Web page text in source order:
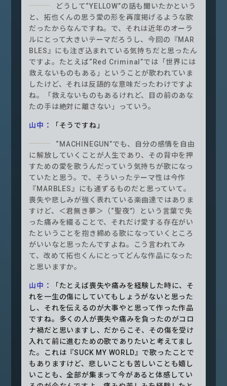
どうして“YELLOW”の話も聞いたかという
と、拓也くんの思う愛の形を再度掲げるような歌
だったからなんですね。で、それは近年のオーラ
ルにとって大きいテーマだろうし、今回の『MAR
BLES』にも注ぎ込まれている気持ちだと思ったん
ですよ。たとえば“Red Criminal”では「世界には
救えないものもある」ということが歌われていま
したけど、それは反語的な意味だったわけですよ
ね。「救えないものもあるけれど、目の前のあな
たの手は絶対に離さない」っていう。
山中： 「そうですね」
“MACHINEGUN”でも、自分の感情を自由
に解放していくことが人生であり、その背中を押
すための愛を歌うんだっていう気持ちが歌になっ
ていたと思う。で、そういったテーマ性は今作
『MARBLES』にも通ずるものだと思っていて。
喪失や悲しみが強く表れている楽曲達ではありま
すけど、＜君無き夢＞（“聖夜”）という言葉で失
った痛みを綴ることで、それだけ愛する存在がい
たということを抱き締める歌になっていくところ
がいいなと思ったんですよね。こう言われてみ
て、改めて拓也くんにとってどんな作品になった
と思いますか。
山中：
「たとえば喪失や痛みを経験した時に、そ
れを一生の傷にしていてもしょうがないと思った
し、それを伝えるのが大事やと思って作った作品
ですね。多くの人が喪失や痛みを負ったのがコロ
ナ禍だと思いますし、だからこそ、その傷を受け
入れて前に進むための歌でありたいと考えてまし
た。これは『SUCK MY WORLD』で歌ったことで
もありますけど、悲しいことも苦しいことも嬉し
いことも、全部が集まって今があると体感してい